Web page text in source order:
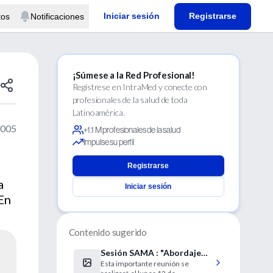
Notificaciones Iniciar sesión Registrarse
¡Súmese a la Red Profesional!
Regístrese en IntraMed y conecte con
profesionales de la salud de toda
Latinoamérica.
+1.1 M profesionales de la salud
Impulse su perfil
Registrarse
Iniciar sesión
Contenido sugerido
Sesión SAMA : "Abordaje
transdisciplinario de la
Esta importante reunión se